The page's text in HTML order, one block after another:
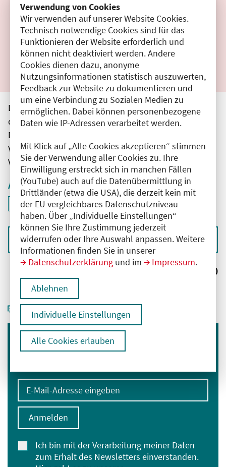
Verwendung von Cookies
Wir verwenden auf unserer Website Cookies.
Technisch notwendige Cookies sind für das
Funktionieren der Website erforderlich und
können nicht deaktiviert werden. Andere
Cookies dienen dazu, anonyme
Nutzungsinformationen statistisch auszuwerten,
Feedback zur Website zu dokumentieren und
um eine Verbindung zu Sozialen Medien zu
ermöglichen. Dabei können personenbezogene
Daten wie IP-Adressen verarbeitet werden.
Mit Klick auf „Alle Cookies akzeptieren“ stimmen
Sie der Verwendung aller Cookies zu. Ihre
Einwilligung erstreckt sich in manchen Fällen
(YouTube) auch auf die Datenübermittlung in
Drittländer (etwa die USA), die derzeit kein mit
der EU vergleichbares Datenschutzniveau
haben. Über „Individuelle Einstellungen“
können Sie Ihre Zustimmung jederzeit
widerrufen oder Ihre Auswahl anpassen. Weitere
Informationen finden Sie in unserer
Datenschutzerklärung und im Impressum.
Ablehnen
Individuelle Einstellungen
Alle Cookies erlauben
Filter zurücksetzen
Ergebnisse drucken
Die hier aufgeführten Veranstaltungen entsprechen
den unmittelbar vom Veranstalter getätigten Angaben.
Die Ärztekammer Berlin übernimmt keine
Verantwortung für den Inhalt, die Haftung obliegt dem
Veranstalter.
Aktive Filter
Filter
ID: ANT-2502095
deaktivieren und Suchergebnisse neu laden
Sortieren nach
Ergebnisse: 0
Immer informiert bleiben
E-Mail-Adresse eingeben
Ich bin mit der Verarbeitung meiner Daten
zum Erhalt des Newsletters einverstanden.
Anmelden